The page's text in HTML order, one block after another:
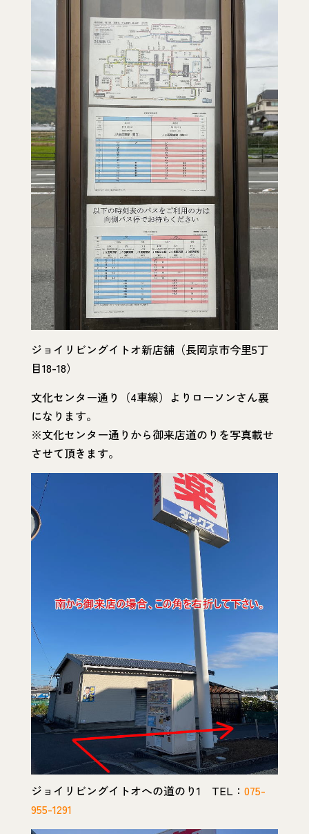
ジョイリビングイトオ新店舗（長岡京市今里5丁
目18-18）
文化センター通り（4車線）よりローソンさん裏
になります。
※文化センター通りから御来店道のりを写真載せ
させて頂きます。
ジョイリビングイトオへの道のり1 TEL： 075-
955-1291